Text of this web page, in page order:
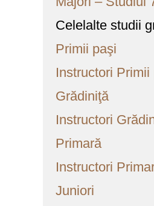
Celelalte studii
Primii paşi
Instructori Primii
Grădiniţă
Instructori
Primară
Instructori
Juniori